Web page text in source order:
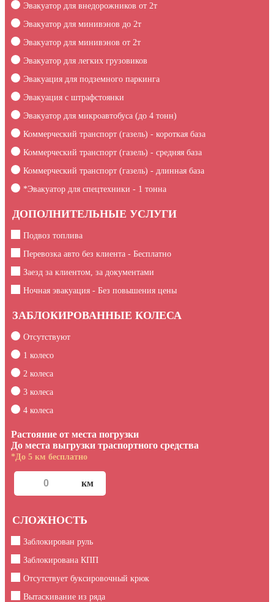
Эвакуатор для внедорожников от 2т
Эвакуатор для минивэнов до 2т
Эвакуатор для минивэнов от 2т
Эвакуатор для легких грузовиков
Эвакуация для подземного паркинга
Эвакуация c штрафстоянки
Эвакуатор для микроавтобуса (до 4 тонн)
Коммерческий транспорт (газель) - короткая база
Коммерческий транспорт (газель) - средняя база
Коммерческий транспорт (газель) - длинная база
*Эвакуатор для спецтехники - 1 тонна
ДОПОЛНИТЕЛЬНЫЕ УСЛУГИ
Подвоз топлива
Перевозка авто без клиента - Бесплатно
Заезд за клиентом, за документами
Ночная эвакуация - Без повышения цены
ЗАБЛОКИРОВАННЫЕ КОЛЕСА
Отсутствуют
1 колесо
2 колеса
3 колеса
4 колеса
Растояние от места погрузки
До места выгрузки траспортного средства
*До 5 км бесплатно
СЛОЖНОСТЬ
Заблокирован руль
Заблокирована КПП
Отсутствует буксировочный крюк
Вытаскивание из ряда